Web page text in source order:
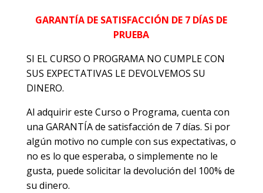
GARANTÍA DE SATISFACCIÓN DE 7 DÍAS DE
PRUEBA
SI EL CURSO O PROGRAMA NO CUMPLE CON
SUS EXPECTATIVAS LE DEVOLVEMOS SU
DINERO.
Al adquirir este Curso o Programa, cuenta con
una GARANTÍA de satisfacción de 7 días. Si por
algún motivo no cumple con sus expectativas, o
no es lo que esperaba, o simplemente no le
gusta, puede solicitar la devolución del 100% de
su dinero.